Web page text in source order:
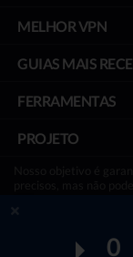
0
MELHOR VPN
GUIAS MAIS
FERRAMENTAS
PROJETO
Para
vezes podemos
comprar por meio de